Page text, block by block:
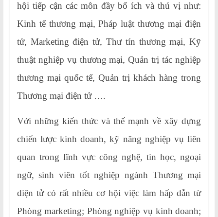
hội tiếp cận các môn đầy bổ ích và thú vị như:
Kinh tế thương mại, Pháp luật thương mại điện
tử, Marketing điện tử, Thư tín thương mại, Kỹ
thuật nghiệp vụ thương mại, Quản trị tác nghiệp
thương mại quốc tế, Quản trị khách hàng trong
Thương mại điện tử ….
Với những kiến thức và thế mạnh về xây dựng
chiến lược kinh doanh, kỹ năng nghiệp vụ liên
quan trong lĩnh vực công nghệ, tin học, ngoại
ngữ, sinh viên tốt nghiệp ngành Thương mại
điện tử có rất nhiều cơ hội việc làm hấp dẫn từ
Phòng marketing; Phòng nghiệp vụ kinh doanh;